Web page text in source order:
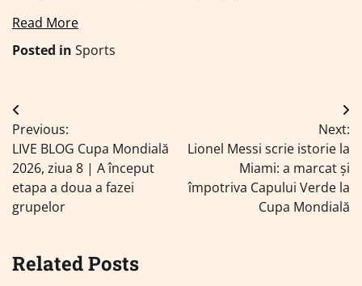
Read More
Posted in Sports
Navigare
în
articole
Previous:
LIVE BLOG Cupa Mondială
2026, ziua 8 | A început
etapa a doua a fazei
grupelor
Next:
Lionel Messi scrie istorie la
Miami: a marcat și
împotriva Capului Verde la
Cupa Mondială
Related Posts